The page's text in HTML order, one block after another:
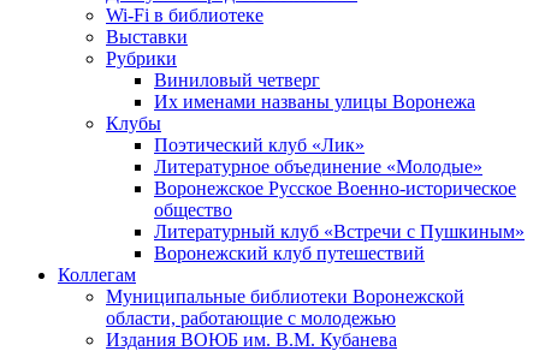
Wi-Fi в библиотеке
Выставки
Рубрики
Виниловый четверг
Их именами названы улицы Воронежа
Клубы
Поэтический клуб «Лик»
Литературное объединение «Молодые»
Воронежское Русское Военно-историческое
общество
Литературный клуб «Встречи с Пушкиным»
Воронежский клуб путешествий
Коллегам
Муниципальные библиотеки Воронежской
области, работающие с молодежью
Издания ВОЮБ им. В.М. Кубанева